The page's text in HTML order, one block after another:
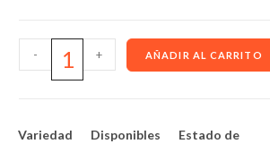
- + AÑADIR AL CARRITO
Variedad
Disponibles
Estado de